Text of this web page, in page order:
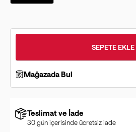
SEPETE EKLE
Mağazada Bul
Teslimat ve İade
30 gün içerisinde ücretsiz iade